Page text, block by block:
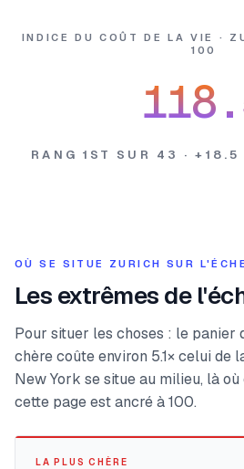
INDICE DU COÛT DE LA VIE ·
100
RANG 1ST SUR 43 · +18.5
OÙ SE SITUE ZURICH SUR
Les extrêmes de
Pour situer les choses : le panier
chère coûte environ 5.1× celui de
New York se situe au milieu, là
cette page est ancré à 100.
LA PLUS CHÈRE